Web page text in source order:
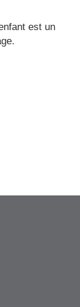
est un